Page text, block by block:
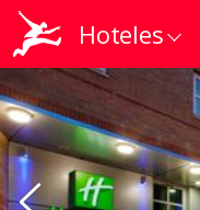
Hoteles